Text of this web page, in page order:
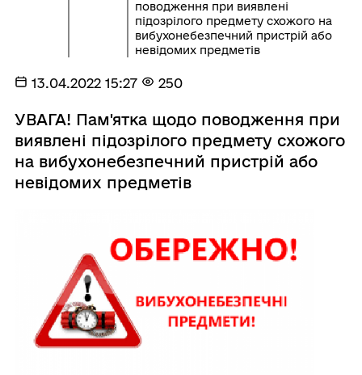
поводження при виявлені
підозрілого предмету схожого на
вибухонебезпечний пристрій або
невідомих предметів
13.04.2022 15:27 250
УВАГА! Пам'ятка щодо поводження при
виявлені підозрілого предмету схожого
на вибухонебезпечний пристрій або
невідомих предметів